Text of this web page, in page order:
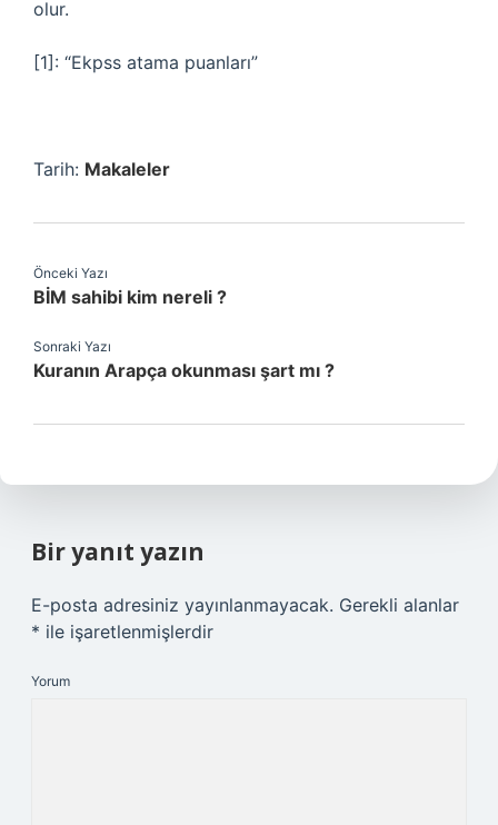
olur.
[1]: “Ekpss atama puanları”
Tarih: Makaleler
Önceki Yazı
BİM sahibi kim nereli ?
Sonraki Yazı
Kuranın Arapça okunması şart mı ?
Bir yanıt yazın
E-posta adresiniz yayınlanmayacak. Gerekli alanlar
* ile işaretlenmişlerdir
Yorum